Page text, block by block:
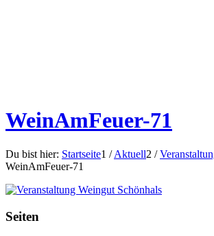
WeinAmFeuer-71
Du bist hier: Startseite1 / Aktuell2 /
WeinAmFeuer-71
Seiten